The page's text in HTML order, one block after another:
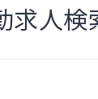
求人検